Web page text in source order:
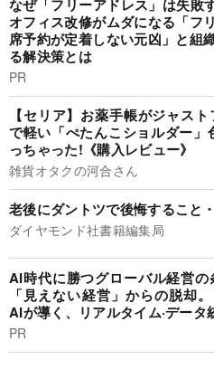
なぜ「フリーアドレス」は失敗
オフィス改修がムダになる「フ
席予約が定着しない元凶」と組
る解決策とは
PR
【セリア】お薬手帳がジャス
で軽い「ぺたんこショルダー」
っちゃった!《購入レビュー》
雑貨オタクの河合さん
老後にダントツで後悔すること
ダイヤモンド社書籍編集局
AI時代に勝つグローバル経営
「見えない経営」からの脱却
AIが導く、リアルタイム·データ
PR